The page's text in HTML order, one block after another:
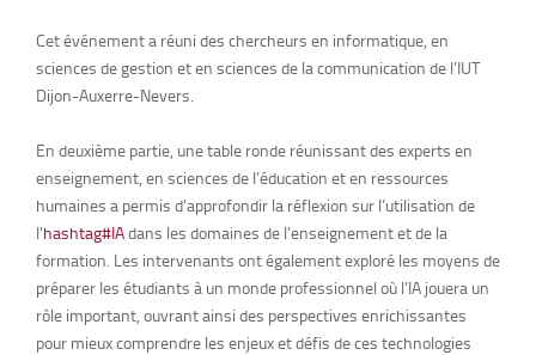
Cet événement a réuni des chercheurs en informatique, en
sciences de gestion et en sciences de la communication de l’IUT
Dijon-Auxerre-Nevers.
En deuxième partie, une table ronde réunissant des experts en
enseignement, en sciences de l’éducation et en ressources
humaines a permis d’approfondir la réflexion sur l’utilisation de
l’hashtag#IAdans les domaines de l’enseignement et de la
formation. Les intervenants ont également exploré les moyens de
préparer les étudiants à un monde professionnel où l’IA jouera un
rôle important, ouvrant ainsi des perspectives enrichissantes
pour mieux comprendre les enjeux et défis de ces technologies